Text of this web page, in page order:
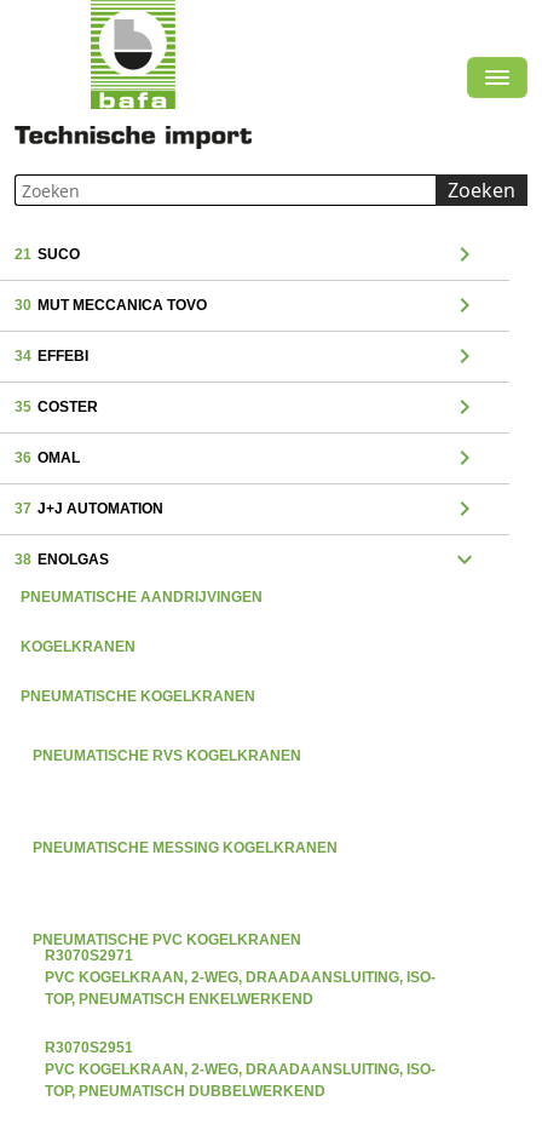
Zoeken
21 SUCO chevron_right
30 MUT MECCANICA TOVO chevron_right
34 EFFEBI chevron_right
35 COSTER chevron_right
36 OMAL chevron_right
37 J+J AUTOMATION chevron_right
38 ENOLGAS expand_more
PNEUMATISCHE AANDRIJVINGEN
KOGELKRANEN
PNEUMATISCHE KOGELKRANEN
PNEUMATISCHE RVS KOGELKRANEN
PNEUMATISCHE MESSING KOGELKRANEN
PNEUMATISCHE PVC KOGELKRANEN
R3070S2971
PVC KOGELKRAAN, 2-WEG, DRAADAANSLUITING, ISO-
TOP, PNEUMATISCH ENKELWERKEND
R3070S2951
PVC KOGELKRAAN, 2-WEG, DRAADAANSLUITING, ISO-
TOP, PNEUMATISCH DUBBELWERKEND